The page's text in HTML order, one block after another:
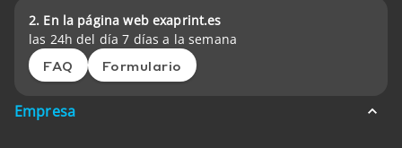
2. En la página web exaprint.es
las 24h del día 7 días a la semana
FAQ Formulario
Empresa